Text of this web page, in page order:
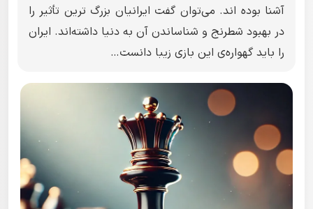
آشنا بوده اند. می‌توان گفت ایرانیان بزرگ ترین تأثیر را
در بهبود شطرنج و شناساندن آن به دنیا داشته‌اند. ایران
را باید گهواره‌ی این بازی زیبا دانست…